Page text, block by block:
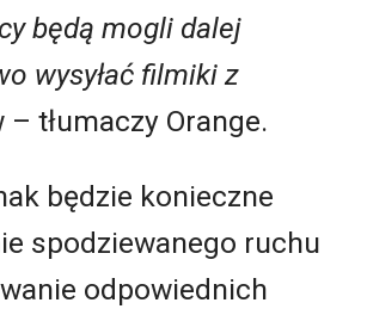
będą mogli dalej
wysyłać filmiki z
– tłumaczy Orange.
będzie konieczne
spodziewanego ruchu
odpowiednich